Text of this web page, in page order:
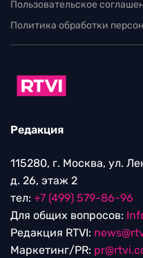
Пользовательское
Политика обработки
Редакция
115280, г. Москва, ул.
д. 26, этаж 2
тел: +7 (499) 579-86-96
Для общих вопросов:
Редакция RTVI:
Маркетинг/PR: